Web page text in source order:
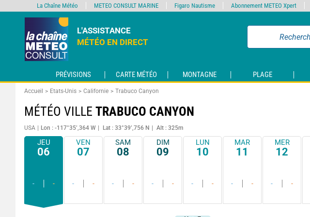
L'ASSISTANCE
MÉTÉO EN DIRECT
PRÉVISIONS CARTE MÉTÉO MONTAGNE PLAGE
Accueil Etats-Unis Californie Trabuco Canyon
MÉTÉO VILLE TRABUCO CANYON
USA Lon : -117°35’,364 W Lat : 33°39’,756 N Alt : 325m
JEU
06
- -
VEN
07
- -
SAM
08
- -
DIM
09
- -
LUN
10
- -
MAR
11
- -
MER
12
- -
La Chaîne Météo METEO CONSULT MARINE Figaro Nautisme Abonnement METEO Xpert